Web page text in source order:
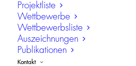
Projektliste
Wettbewerbe
Wettbewerbsliste
Auszeichnungen
Publikationen
Kontakt
Bavariaring 27
80336 München
Nähe Theresienwiese